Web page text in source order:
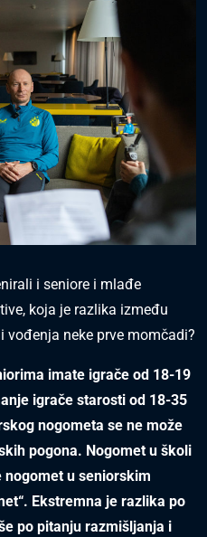
i seniore i mlađe
koja je razlika između
neke prve momčadi?
imate igrače od 18-19
igrače starosti od 18-35
nogometa se ne može
pogona. Nogomet u školi
nogomet u seniorskim
Ekstremna je razlika po
po pitanju razmišljanja i